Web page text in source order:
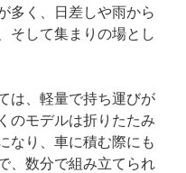
多く、日差しや雨から
そして集まりの場とし
は、軽量で持ち運びが
のモデルは折りたたみ
なり、車に積む際にも
、数分で組み立てられ